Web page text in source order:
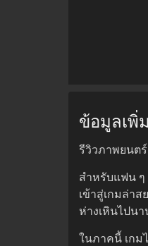
ข้อมูลเพิ่
รีวิวภาพยนตร์
สำหรับแฟน ๆ
เข้าสู่เกมล่า
ห่างเหินไปนา
ในภาคนี้ เกม